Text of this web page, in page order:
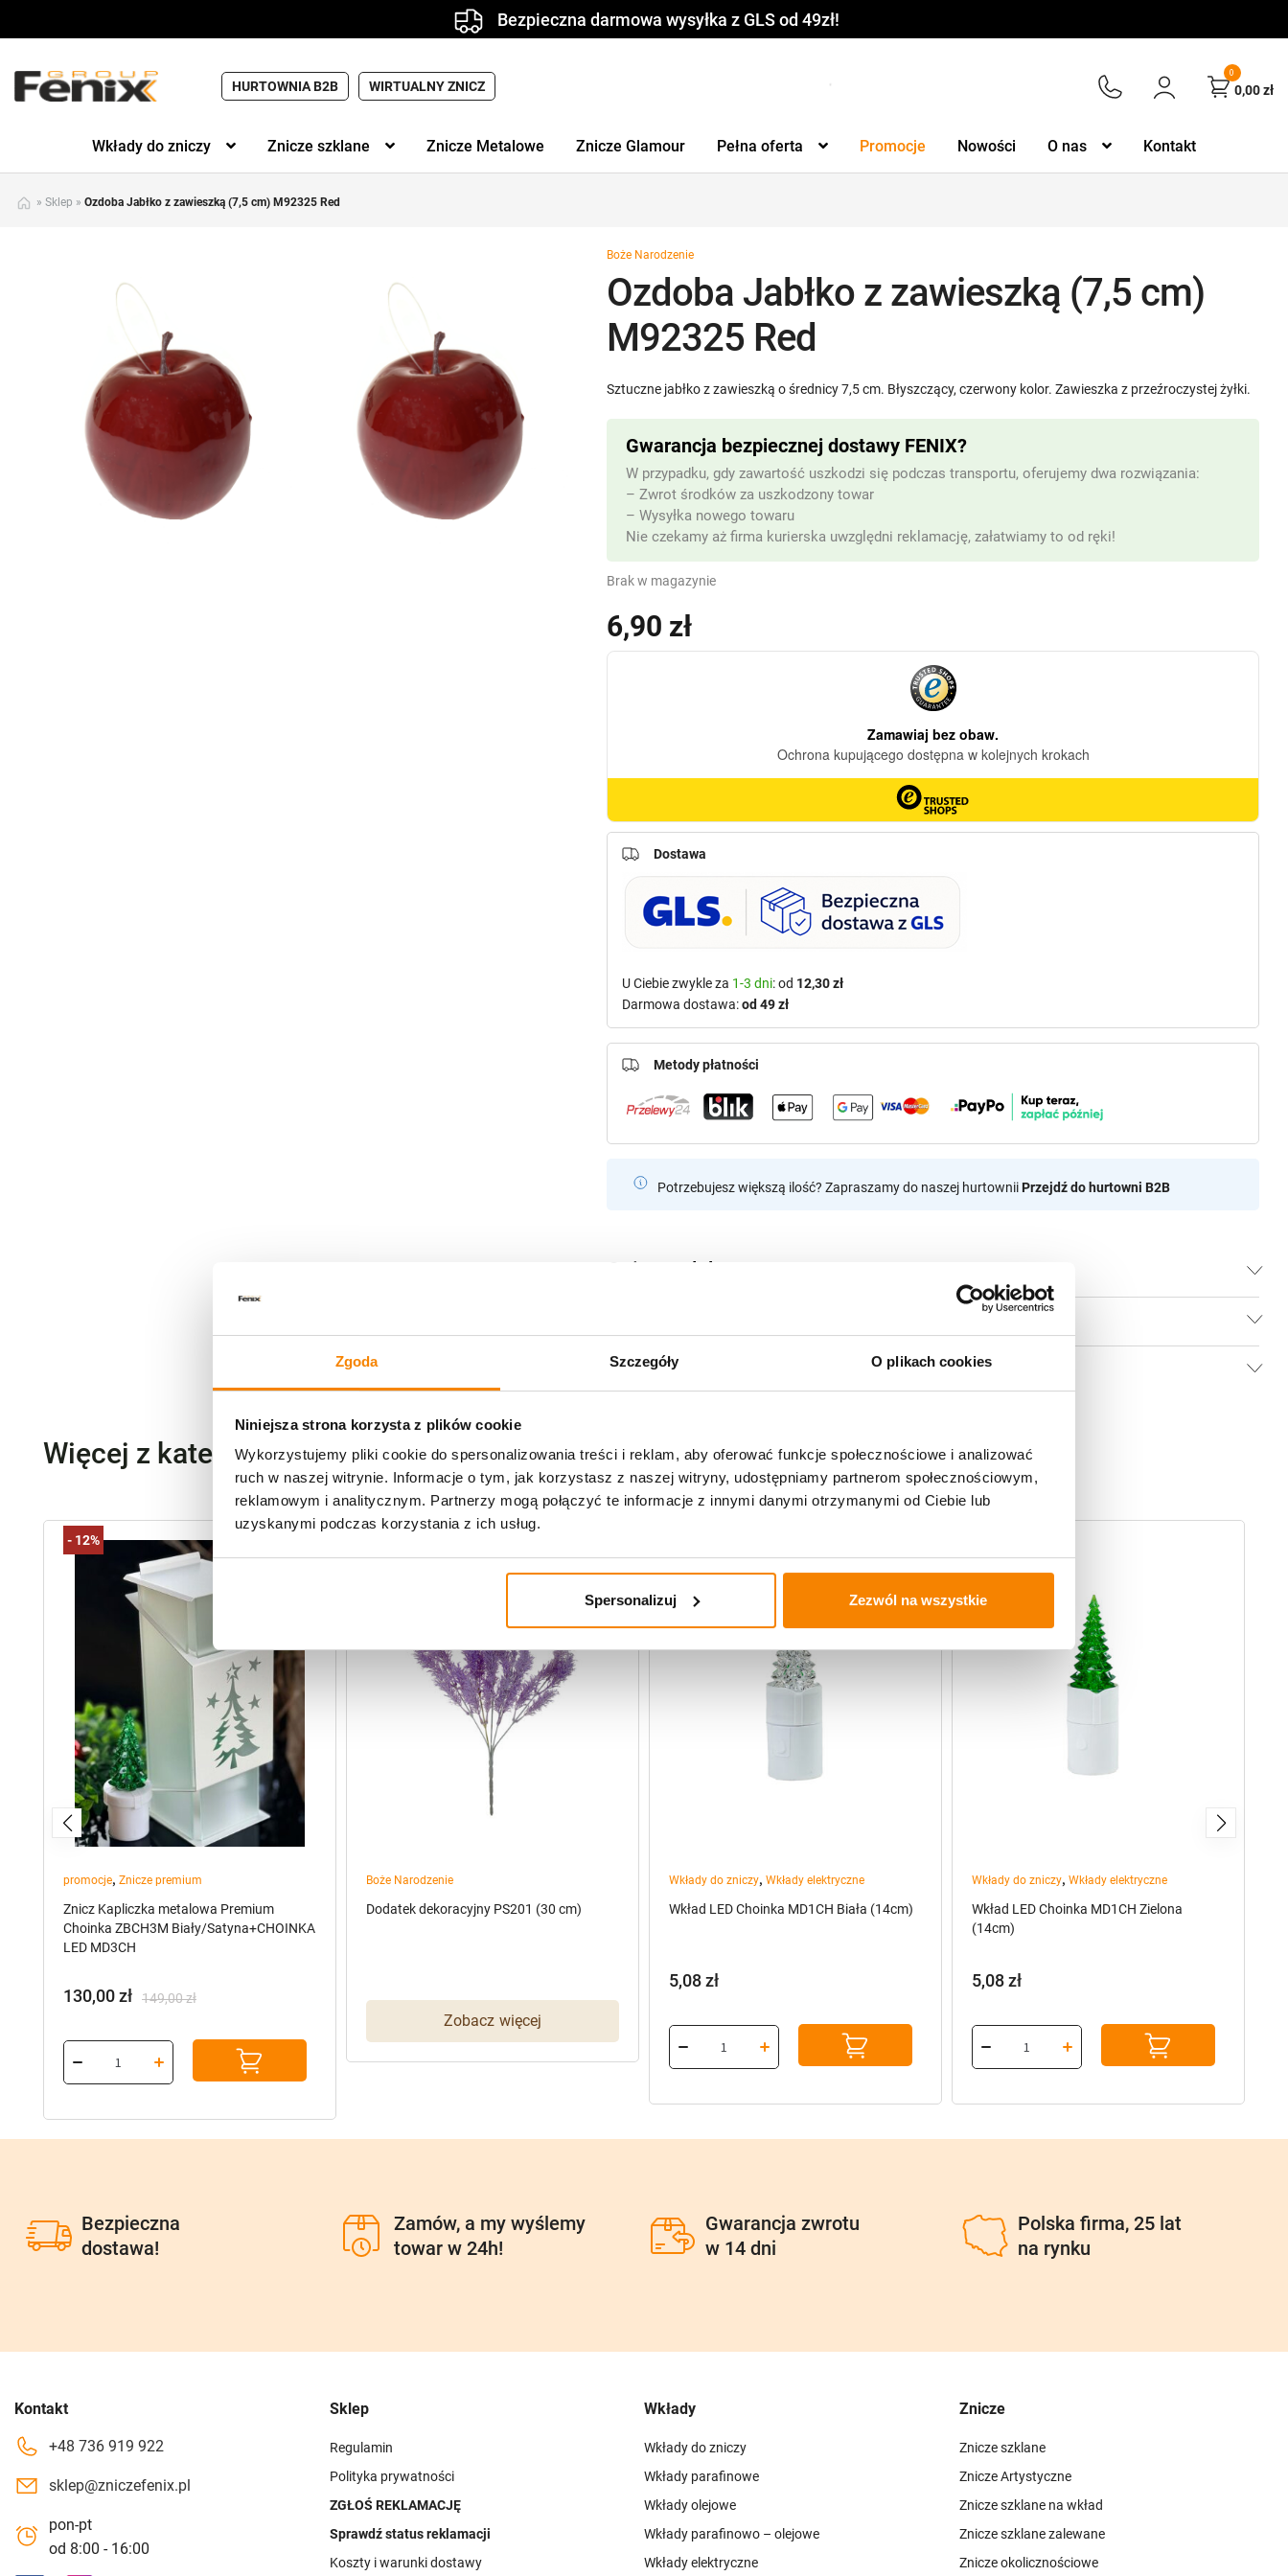
Zgoda Szczegóły O plikach cookies
Niniejsza strona korzysta z plików cookie
Wykorzystujemy pliki cookie do spersonalizowania treści i reklam, aby oferować funkcje społecznościowe i analizować
ruch w naszej witrynie. Informacje o tym, jak korzystasz z naszej witryny, udostępniamy partnerom społecznościowym,
reklamowym i analitycznym. Partnerzy mogą połączyć te informacje z innymi danymi otrzymanymi od Ciebie lub
uzyskanymi podczas korzystania z ich usług.
Spersonalizuj Zezwól na wszystkie
Bezpieczna darmowa wysyłka z GLS od 49zł!
HURTOWNIA B2B WIRTUALNY ZNICZ
0
0,00zł
Wkłady do zniczy Znicze szklane Znicze Metalowe Znicze Glamour Pełna oferta Promocje Nowości O nas Kontakt
» Sklep » Ozdoba Jabłko z zawieszką (7,5 cm) M92325 Red
Boże Narodzenie
Ozdoba Jabłko z zawieszką (7,5 cm)
M92325 Red
6,90 zł
Sztuczne jabłko z zawieszką o średnicy 7,5 cm. Błyszczący, czerwony kolor. Zawieszka z przeźroczystej żyłki.
Brak w magazynie
Gwarancja bezpiecznej dostawy FENIX?
W przypadku, gdy zawartość uszkodzi się podczas transportu, oferujemy dwa rozwiązania:
– Zwrot środków za uszkodzony towar
– Wysyłka nowego towaru
Nie czekamy aż firma kurierska uwzględni reklamację, załatwiamy to od ręki!
Potrzebujesz większą ilość? Zapraszamy do naszej hurtowniiPrzejdź do hurtowni B2B
Dostawa
U Ciebie zwykle za 1-3 dni: od 12,30 zł
Darmowa dostawa:od 49 zł
Metody płatności
Opinie klientów
Więcej z kategorii Boże Narodzenie
promocje, Znicze premium
Znicz Kapliczka metalowa Premium
Choinka ZBCH3M Biały/Satyna+CHOINKA
LED MD3CH
- 12%
149,00zł
cena
wynosiła:
149,00 zł.
130,00zł
cena
wynosi:
130,00 zł.
Boże Narodzenie
Dodatek dekoracyjny PS201 (30 cm)
Zobacz więcej
Wkłady do zniczy, Wkłady elektryczne
Wkład LED Choinka MD1CH Biała (14cm)
5,08zł
Wkłady do zniczy, Wkłady elektryczne
Wkład LED Choinka MD1CH Zielona
(14cm)
5,08zł
Bezpieczna
dostawa!
Zamów, a my wyślemy
towar w 24h!
Gwarancja zwrotu
w 14 dni
Polska firma, 25 lat
na rynku
Kontakt
+48 736 919 922
sklep@zniczefenix.pl
pon-pt
od 8:00 - 16:00
Sklep
Regulamin
Polityka prywatności
ZGŁOŚ REKLAMACJĘ
Sprawdź status reklamacji
Koszty i warunki dostawy
Wkłady
Wkłady do zniczy
Wkłady parafinowe
Wkłady olejowe
Wkłady parafinowo – olejowe
Wkłady elektryczne
Znicze
Znicze szklane
Znicze Artystyczne
Znicze szklane na wkład
Znicze szklane zalewane
Znicze okolicznościowe